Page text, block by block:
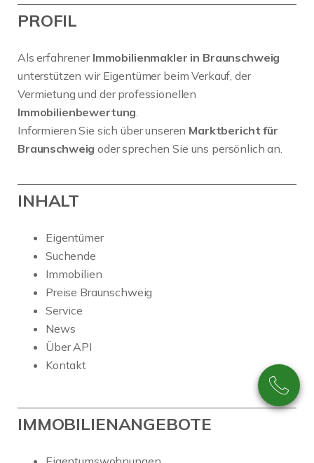
PROFIL
Als erfahrener Immobilienmakler in Braunschweig
unterstützen wir Eigentümer beim Verkauf, der
Vermietung und der professionellen
Immobilienbewertung.
Informieren Sie sich über unseren Marktbericht für
Braunschweig oder sprechen Sie uns persönlich an.
INHALT
Eigentümer
Suchende
Immobilien
Preise Braunschweig
Service
News
Über API
Kontakt
IMMOBILIENANGEBOTE